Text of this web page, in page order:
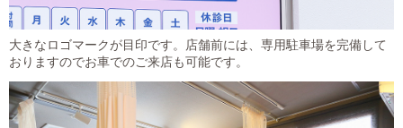
大きなロゴマークが目印です。店舗前には、専用駐車場を完備して
おりますのでお車でのご来店も可能です。